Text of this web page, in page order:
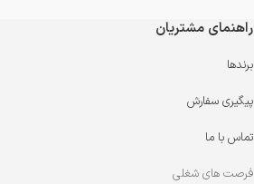
راهنمای مشتریان
برندها
پیگیری سفارش
تماس با ما
فرصت های شغلی